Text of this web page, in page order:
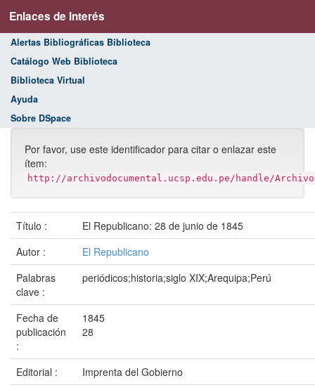
Enlaces de Interés
Alertas Bibliográficas Biblioteca
Catálogo Web Biblioteca
Biblioteca Virtual
Ayuda
Sobre DSpace
Por favor, use este identificador para citar o enlazar este
ítem:
http://archivodocumental.ucsp.edu.pe/handle/
Título :
El Republicano: 28 de junio de 1845
Autor :
El Republicano
Palabras
clave :
periódicos;historia;siglo XIX;Arequipa;Perú
Fecha de
publicación
:
1845
28
Editorial :
Imprenta del Gobierno